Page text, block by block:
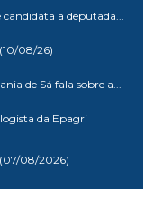
candidata a deputada...
08/26)
de Sá fala sobre a...
da Epagri
(07/08/2026)